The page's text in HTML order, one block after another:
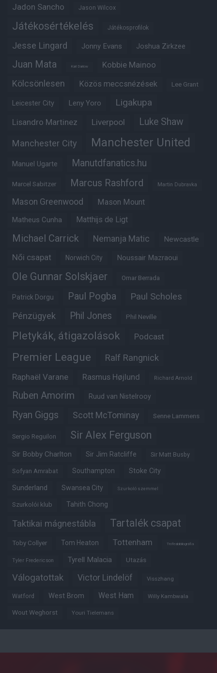
Jadon Sancho Jason Wilcox
Játékosértékelés Játékosprofilok
Jesse Lingard Jonny Evans Joshua Zirkzee
Juan Mata Karl Darlow Kobbie Mainoo
Kölcsönlesen Közös meccsnézések Lee Grant
Leicester City Leny Yoro Ligakupa
Lisandro Martinez Liverpool Luke Shaw
Manchester City Manchester United
Manuel Ugarte Manutdfanatics.hu
Marcel Sabitzer Marcus Rashford Martin Dubravka
Mason Greenwood Mason Mount
Matheus Cunha Matthijs de Ligt
Michael Carrick Nemanja Matic Newcastle
Női csapat Norwich City Noussair Mazraoui
Ole Gunnar Solskjaer Omar Berrada
Patrick Dorgu Paul Pogba Paul Scholes
Pénzügyek Phil Jones Phil Neville
Pletykák, átigazolások Podcast
Premier League Ralf Rangnick
Raphaël Varane Rasmus Højlund Richard Arnold
Ruben Amorim Ruud van Nistelrooy
Ryan Giggs Scott McTominay Senne Lammens
Sergio Reguilon Sir Alex Ferguson
Sir Bobby Charlton Sir Jim Ratcliffe Sir Matt Busby
Sofyan Amrabat Southampton Stoke City
Sunderland Swansea City Szurkoló szemmel
Szurkolói klub Tahith Chong
Taktikai mágnestábla Tartalék csapat
Toby Collyer Tom Heaton Tottenham Trófeabibliográfia
Tyler Fredericson Tyrell Malacia Utazás
Válogatottak Victor Lindelöf Visszhang
Watford West Brom West Ham Willy Kambwala
Wout Weghorst Youri Tielemans